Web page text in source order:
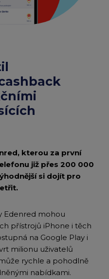
Card
kterou za první
již přes 200 000
si dojít pro
Edenred mohou
přístrojů iPhone i těch
na Google Play i
milionu uživatelů
rychle a pohodlně
nabídkami.